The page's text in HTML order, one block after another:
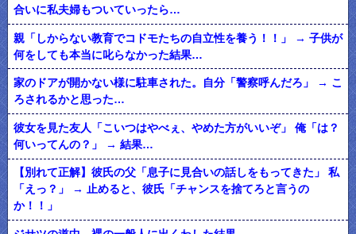
合いに私夫婦もついていったら…
親「しからない教育でコドモたちの自立性を養う！！」 → 子供が
何をしても本当に叱らなかった結果…
家のドアが開かない様に駐車された。自分「警察呼んだろ」 → こ
ろされるかと思った…
彼女を見た友人「こいつはやべぇ、やめた方がいいぞ」 俺「は？
何いってんの？」 → 結果…
【別れて正解】彼氏の父「息子に見合いの話しをもってきた」 私
「えっ？」 → 止めると、彼氏「チャンスを捨てろと言うの
か！！」